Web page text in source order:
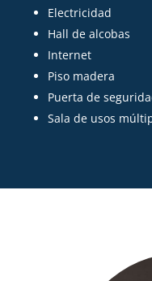
Electricidad
Hall de alcobas
Internet
Piso madera
Puerta de
Sala de usos